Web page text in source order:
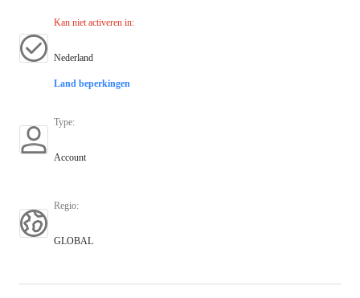
Kan niet activeren in:
Nederland
Land beperkingen
Type:
Account
Regio:
GLOBAL